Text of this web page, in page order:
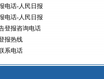
电话-人民日报
电话-人民日报
登报咨询电话
报热线
系电话